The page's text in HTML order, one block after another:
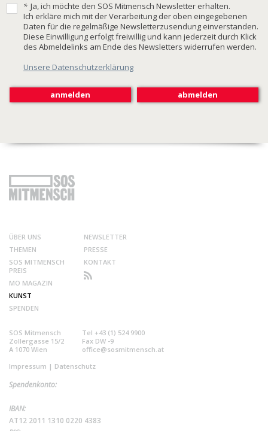
* Ja, ich möchte den SOS Mitmensch Newsletter erhalten.
Ich erkläre mich mit der Verarbeitung der oben eingegebenen
Daten für die regelmäßige Newsletterzusendung einverstanden.
Diese Einwilligung erfolgt freiwillig und kann jederzeit durch Klick
des Abmeldelinks am Ende des Newsletters widerrufen werden.
Unsere Datenschutzerklärung
ÜBER UNS
THEMEN
SOS MITMENSCH
PREIS
MO MAGAZIN
KUNST
SPENDEN
NEWSLETTER
PRESSE
KONTAKT
SOS Mitmensch
Zollergasse 15/2
A 1070 Wien
Tel +43 (1) 524 9900
Fax DW -9
office@sosmitmensch.at
Impressum | Datenschutz
Spendenkonto:
IBAN:
AT12 2011 1310 0220 4383